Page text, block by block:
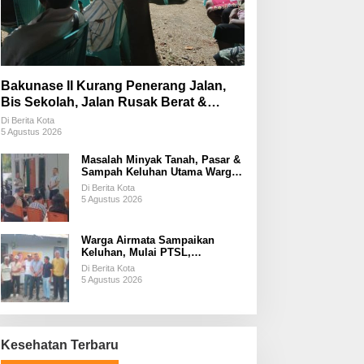
Bakunase II Kurang Penerang Jalan,
Bis Sekolah, Jalan Rusak Berat &
Susah Pupuk Subsidi
Di Berita Kota
5 Agustus 2026
Masalah Minyak Tanah, Pasar &
Sampah Keluhan Utama Warga
Airnona
Di Berita Kota
5 Agustus 2026
Warga Airmata Sampaikan
Keluhan, Mulai PTSL,
Ketersediaan Minyak Tanah &
Lahan Pemakaman
Di Berita Kota
5 Agustus 2026
Kesehatan Terbaru